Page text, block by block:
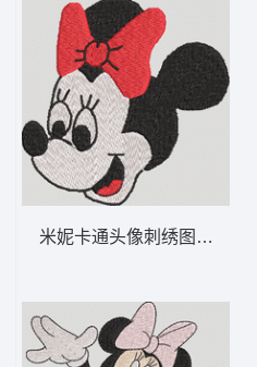
米妮卡通头像刺绣图案 米